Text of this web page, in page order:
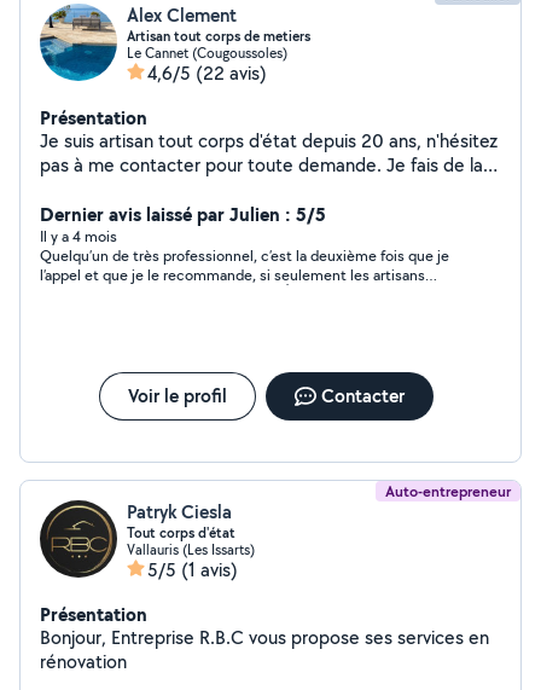
Alex Clement
Artisan tout corps de metiers
Le Cannet (Cougoussoles)
4,6/5 (22 avis)
Présentation
Je suis artisan tout corps d'état depuis 20 ans, n'hésitez
pas à me contacter pour toute demande. Je fais de la
Dernier avis laissé par Julien : 5/5
Il y a 4 mois
Quelqu’un de très professionnel, c’est la deuxième fois que je
l’appel et que je le recommande, si seulement les artisans
Voir le profil Contacter
Auto-entrepreneur
Patryk Ciesla
Tout corps d'état
Vallauris (Les Issarts)
5/5 (1 avis)
Présentation
Bonjour, Entreprise R.B.C vous propose ses services en
rénovation